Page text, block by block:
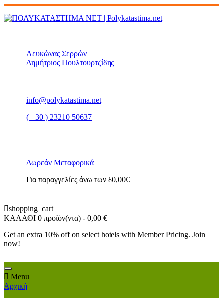
Λευκώνας Σερρών
Δημήτριος Πουλτουρτζίδης
info@polykatastima.net
( +30 ) 23210 50637
Δωρεάν Μεταφορικά
Για παραγγελίες άνω των 80,00€
shopping_cart
ΚΑΛΑΘΙ 0 προϊόν(ντα) - 0,00 €
Get an extra 10% off on select hotels with Member Pricing. Join
now!
Menu
Αρχική